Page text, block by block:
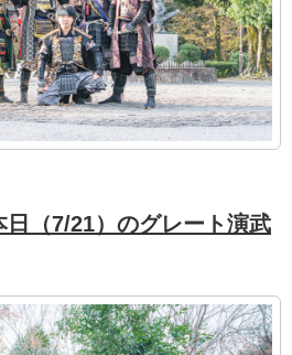
日（7/21）のグレート演武